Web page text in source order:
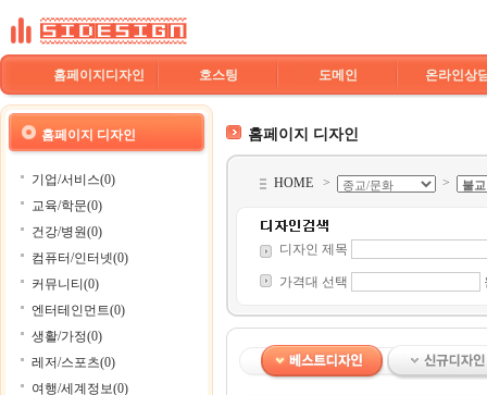
홈페이지디자인 호스팅 도메인 온라인상
홈페이지 디자인
기업/서비스(0)
교육/학문(0)
건강/병원(0)
컴퓨터/인터넷(0)
커뮤니티(0)
엔터테인먼트(0)
생활/가정(0)
레저/스포츠(0)
여행/세계정보(0)
홈페이지 디자인
HOME > >
디자인 제목
가격대 선택